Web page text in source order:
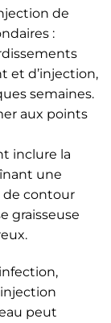
de
:
et d’injection,
semaines.
aux points
inclure la
une
de contour
graisseuse
peut